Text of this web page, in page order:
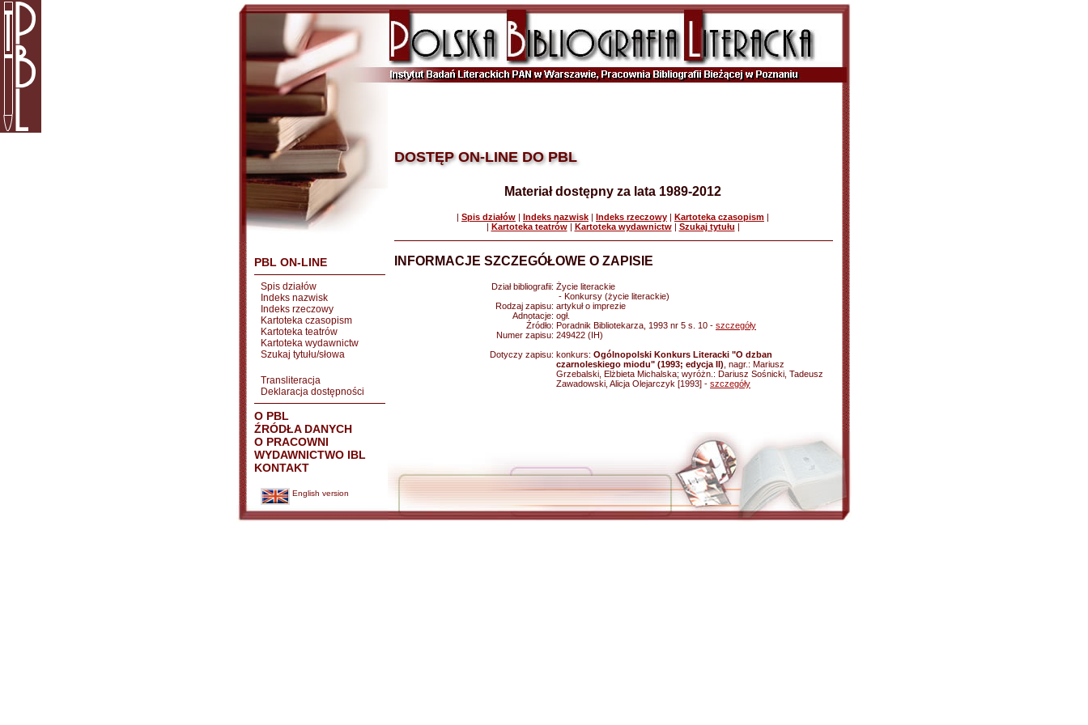
PBL ON-LINE
Spis działów
Indeks nazwisk
Indeks rzeczowy
Kartoteka czasopism
Kartoteka teatrów
Kartoteka wydawnictw
Szukaj tytułu/słowa
Transliteracja
Deklaracja dostępności
O PBL
ŹRÓDŁA DANYCH
O PRACOWNI
WYDAWNICTWO IBL
KONTAKT
English version
DOSTĘP ON-LINE DO PBL
Materiał dostępny za lata 1989-2012
| Spis działów | Indeks nazwisk | Indeks rzeczowy | Kartoteka czasopism |
| Kartoteka teatrów| Kartoteka wydawnictw| Szukaj tytułu |
INFORMACJE SZCZEGÓŁOWE O ZAPISIE
Dział bibliografii: Życie literackie
- Konkursy (życie literackie)
Rodzaj zapisu: artykuł o imprezie
Adnotacje: ogł.
Źródło: Poradnik Bibliotekarza, 1993 nr 5 s. 10 - szczegóły
Numer zapisu: 249422 (IH)
Dotyczy zapisu: konkurs: Ogólnopolski Konkurs Literacki "O dzban
czarnoleskiego miodu" (1993; edycja II) , nagr.: Mariusz
Grzebalski, Elżbieta Michalska; wyróżn.: Dariusz Sośnicki, Tadeusz
Zawadowski, Alicja Olejarczyk [1993] - szczegóły